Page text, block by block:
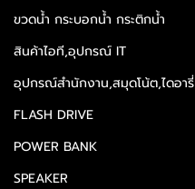
ขวดน้ำ กระบอกน้ำ กระติกน้ำ
สินค้าไอที,อุปกรณ์ IT
อุปกรณ์สำนักงาน,สมุดโน้ต,ไดอารี่
FLASH DRIVE
POWER BANK
SPEAKER